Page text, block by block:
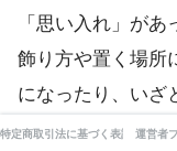
「思い入れ」が
飾り方や置く場所
になったり、いざ
かない危険を招い
特定商取引法に基づく表記 運営者